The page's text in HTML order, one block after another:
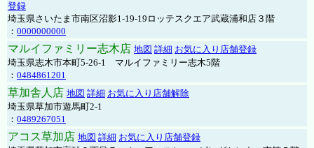
登録
埼玉県さいたま市南区沼影1-19-19ロッテスクエア武蔵浦和店３階
： 0000000000
マルイファミリー志木店 地図 詳細 お気に入り店舗登録
埼玉県志木市本町5-26-1 マルイファミリー志木5階
： 0484861201
草加舎人店 地図 詳細 お気に入り店舗解除
埼玉県草加市遊馬町2-1
： 0489267051
アコス草加店 地図 詳細 お気に入り店舗登録